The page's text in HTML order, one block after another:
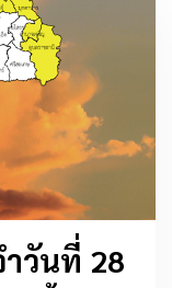
วันที่ 28